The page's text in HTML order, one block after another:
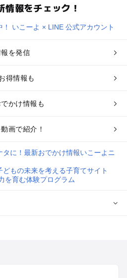
報をチェック！
を発信
得情報も
かけ情報も
画で紹介！